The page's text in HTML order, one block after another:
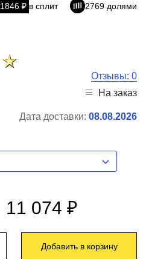
1846 ₽ в сплит
2769 долями
Отзывы: 0
На заказ
Дата доставки: 08.08.2026
11 074 ₽
Добавить в корзину